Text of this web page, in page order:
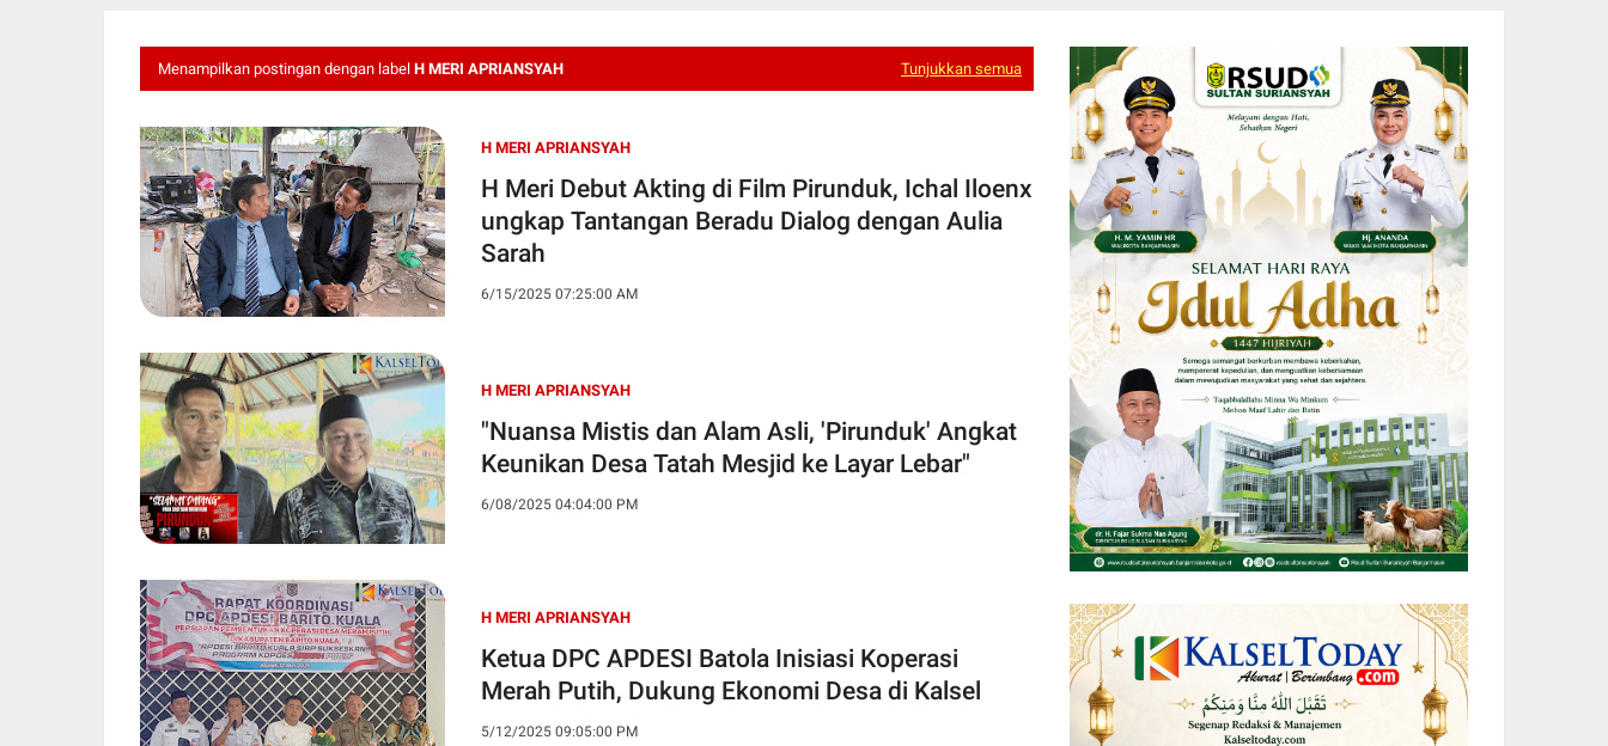
Menampilkan postingan dengan label H MERI APRIANSYAH Tunjukkan semua
H MERI APRIANSYAH
H Meri Debut Akting di Film Pirunduk, Ichal Iloenx
ungkap Tantangan Beradu Dialog dengan Aulia
Sarah
6/15/2025 07:25:00 AM
H MERI APRIANSYAH
"Nuansa Mistis dan Alam Asli, 'Pirunduk' Angkat
Keunikan Desa Tatah Mesjid ke Layar Lebar"
6/08/2025 04:04:00 PM
H MERI APRIANSYAH
Ketua DPC APDESI Batola Inisiasi Koperasi
Merah Putih, Dukung Ekonomi Desa di Kalsel
5/12/2025 09:05:00 PM